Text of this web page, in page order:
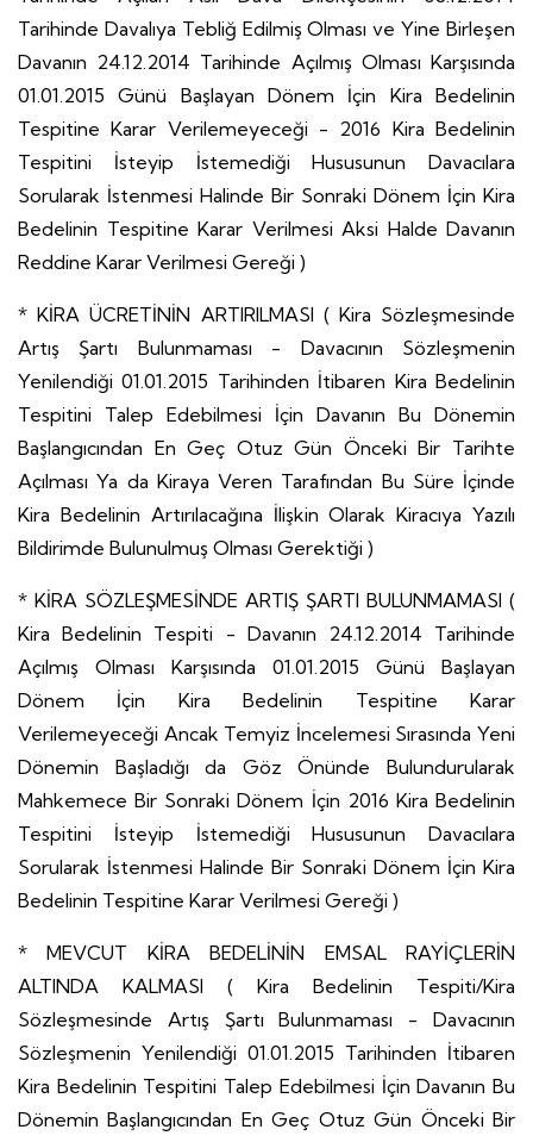
Tarihinde Davalıya Tebliğ Edilmiş Olması ve Yine Birleşen
Davanın 24.12.2014 Tarihinde Açılmış Olması Karşısında
01.01.2015 Günü Başlayan Dönem İçin Kira Bedelinin
Tespitine Karar Verilemeyeceği - 2016 Kira Bedelinin
Tespitini İsteyip İstemediği Hususunun Davacılara
Sorularak İstenmesi Halinde Bir Sonraki Dönem İçin Kira
Bedelinin Tespitine Karar Verilmesi Aksi Halde Davanın
Reddine Karar Verilmesi Gereği )
* KİRA ÜCRETİNİN ARTIRILMASI ( Kira Sözleşmesinde
Artış Şartı Bulunmaması - Davacının Sözleşmenin
Yenilendiği 01.01.2015 Tarihinden İtibaren Kira Bedelinin
Tespitini Talep Edebilmesi İçin Davanın Bu Dönemin
Başlangıcından En Geç Otuz Gün Önceki Bir Tarihte
Açılması Ya da Kiraya Veren Tarafından Bu Süre İçinde
Kira Bedelinin Artırılacağına İlişkin Olarak Kiracıya Yazılı
Bildirimde Bulunulmuş Olması Gerektiği )
* KİRA SÖZLEŞMESİNDE ARTIŞ ŞARTI BULUNMAMASI (
Kira Bedelinin Tespiti - Davanın 24.12.2014 Tarihinde
Açılmış Olması Karşısında 01.01.2015 Günü Başlayan
Dönem İçin Kira Bedelinin Tespitine Karar
Verilemeyeceği Ancak Temyiz İncelemesi Sırasında Yeni
Dönemin Başladığı da Göz Önünde Bulundurularak
Mahkemece Bir Sonraki Dönem İçin 2016 Kira Bedelinin
Tespitini İsteyip İstemediği Hususunun Davacılara
Sorularak İstenmesi Halinde Bir Sonraki Dönem İçin Kira
Bedelinin Tespitine Karar Verilmesi Gereği )
* MEVCUT KİRA BEDELİNİN EMSAL RAYİÇLERİN
ALTINDA KALMASI ( Kira Bedelinin Tespiti/Kira
Sözleşmesinde Artış Şartı Bulunmaması - Davacının
Sözleşmenin Yenilendiği 01.01.2015 Tarihinden İtibaren
Kira Bedelinin Tespitini Talep Edebilmesi İçin Davanın Bu
Dönemin Başlangıcından En Geç Otuz Gün Önceki Bir